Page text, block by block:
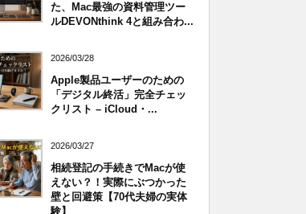
た、Mac最強の資料管理ツー
ルDEVONthink 4と組み合わ...
2026/03/28
Apple製品ユーザーのための
「デジタル終活」完全チェッ
クリスト – iCloud・...
2026/03/27
相続登記の手続きでMacが使
えない？！実際にぶつかった
壁と回避策【70代夫婦の実体
験】